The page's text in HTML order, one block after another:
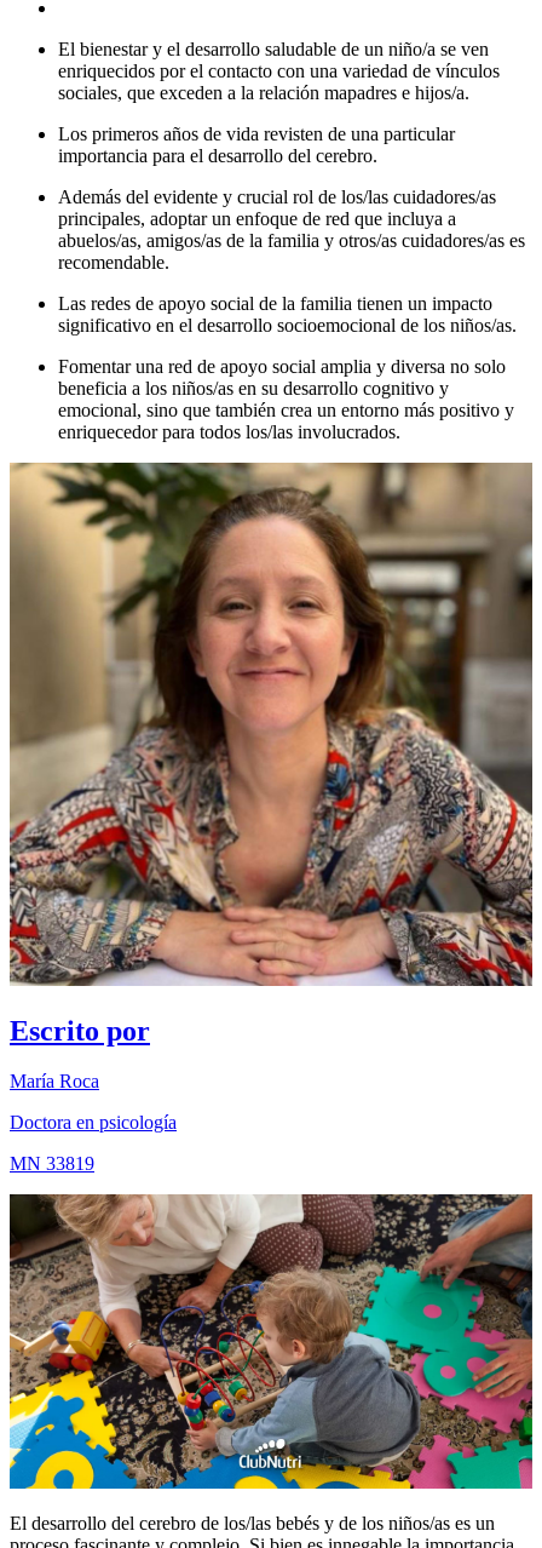
El bienestar y el desarrollo saludable de un niño/a se ven
enriquecidos por el contacto con una variedad de vínculos
sociales, que exceden a la relación mapadres e hijos/a.
Los primeros años de vida revisten de una particular
importancia para el desarrollo del cerebro.
Además del evidente y crucial rol de los/las cuidadores/as
principales, adoptar un enfoque de red que incluya a
abuelos/as, amigos/as de la familia y otros/as cuidadores/as es
recomendable.
Las redes de apoyo social de la familia tienen un impacto
significativo en el desarrollo socioemocional de los niños/as.
Fomentar una red de apoyo social amplia y diversa no solo
beneficia a los niños/as en su desarrollo cognitivo y
emocional, sino que también crea un entorno más positivo y
enriquecedor para todos los/las involucrados.
Escrito por
María Roca
Doctora en psicología
MN 33819
El desarrollo del cerebro de los/las bebés y de los niños/as es un